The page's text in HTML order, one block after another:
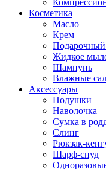
Косметика
Масло
Крем
Подарочный
Жидкое
Шампунь
Влажные
Аксессуары
Подушки
Наволочка
Сумка в
Cлинг
Рюкзак-
Шарф-снуд